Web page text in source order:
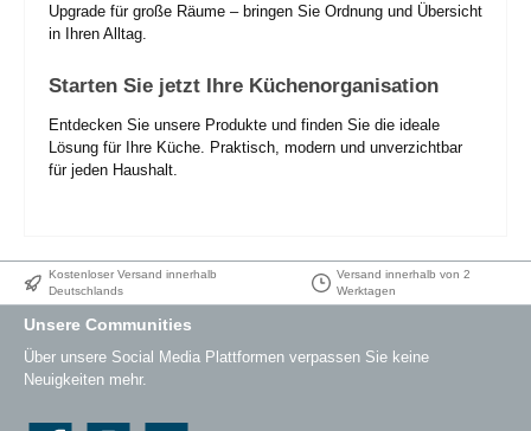
Upgrade für große Räume – bringen Sie Ordnung und Übersicht
in Ihren Alltag.
Starten Sie jetzt Ihre Küchenorganisation
Entdecken Sie unsere Produkte und finden Sie die ideale
Lösung für Ihre Küche. Praktisch, modern und unverzichtbar
für jeden Haushalt.
Kostenloser Versand innerhalb
Deutschlands
Versand innerhalb von 2
Werktagen
Unsere Communities
Über unsere Social Media Plattformen verpassen Sie keine
Neuigkeiten mehr.